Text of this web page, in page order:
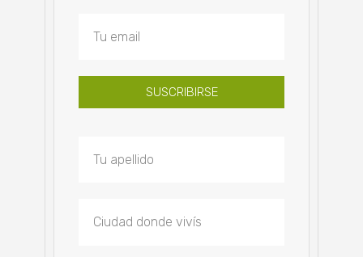
SUSCRIBIRSE